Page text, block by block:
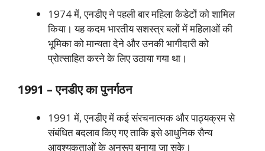
1974 में, एनडीए ने पहली बार महिला कैडेटों को शामिल
किया। यह कदम भारतीय सशस्त्र बलों में महिलाओं की
भूमिका को मान्यता देने और उनकी भागीदारी को
प्रोत्साहित करने के लिए उठाया गया था।
1991 – एनडीए का पुनर्गठन
1991 में, एनडीए में कई संरचनात्मक और पाठ्यक्रम से
संबंधित बदलाव किए गए ताकि इसे आधुनिक सैन्य
आवश्यकताओं के अनुरूप बनाया जा सके।